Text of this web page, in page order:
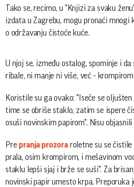
Tako se, recimo, u "Knjizi za svaku
izdata u Zagrebu, mogu pronaći mnogi
o održavanju čistoće kuće.
U njoj se, između ostalog, spominje i
ribale, ni manje ni više, već - krompirom.
Koristile su ga ovako: "Iseče se
time se obriše staklo, zatim se ispere
osuši novinskim papirom". Nisu
Pre pranja prozoraroletne su se čistile
prala, osim krompirom, i mešavinom
staklu lepši sjaj i brže se suši". Za
novinski papir umesto krpa. Preporuka